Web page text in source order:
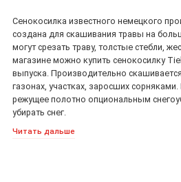
Сенокосилка известного немецкого
создана для скашивания травы на
могут срезать траву, толстые стебли,
магазине можно купить сенокосилку
выпуска. Производительно скашивается
газонах, участках, заросших
режущее полотно опциональным
убирать снег.
Читать дальше